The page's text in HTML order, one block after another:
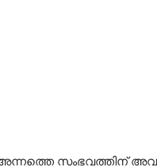
അന്നത്തെ സംഭവത്തിന്